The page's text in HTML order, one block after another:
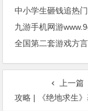
中小学生砸钱追热
全国第二套游戏方
上一篇
攻略 | 《绝地求生》基础装备详解，